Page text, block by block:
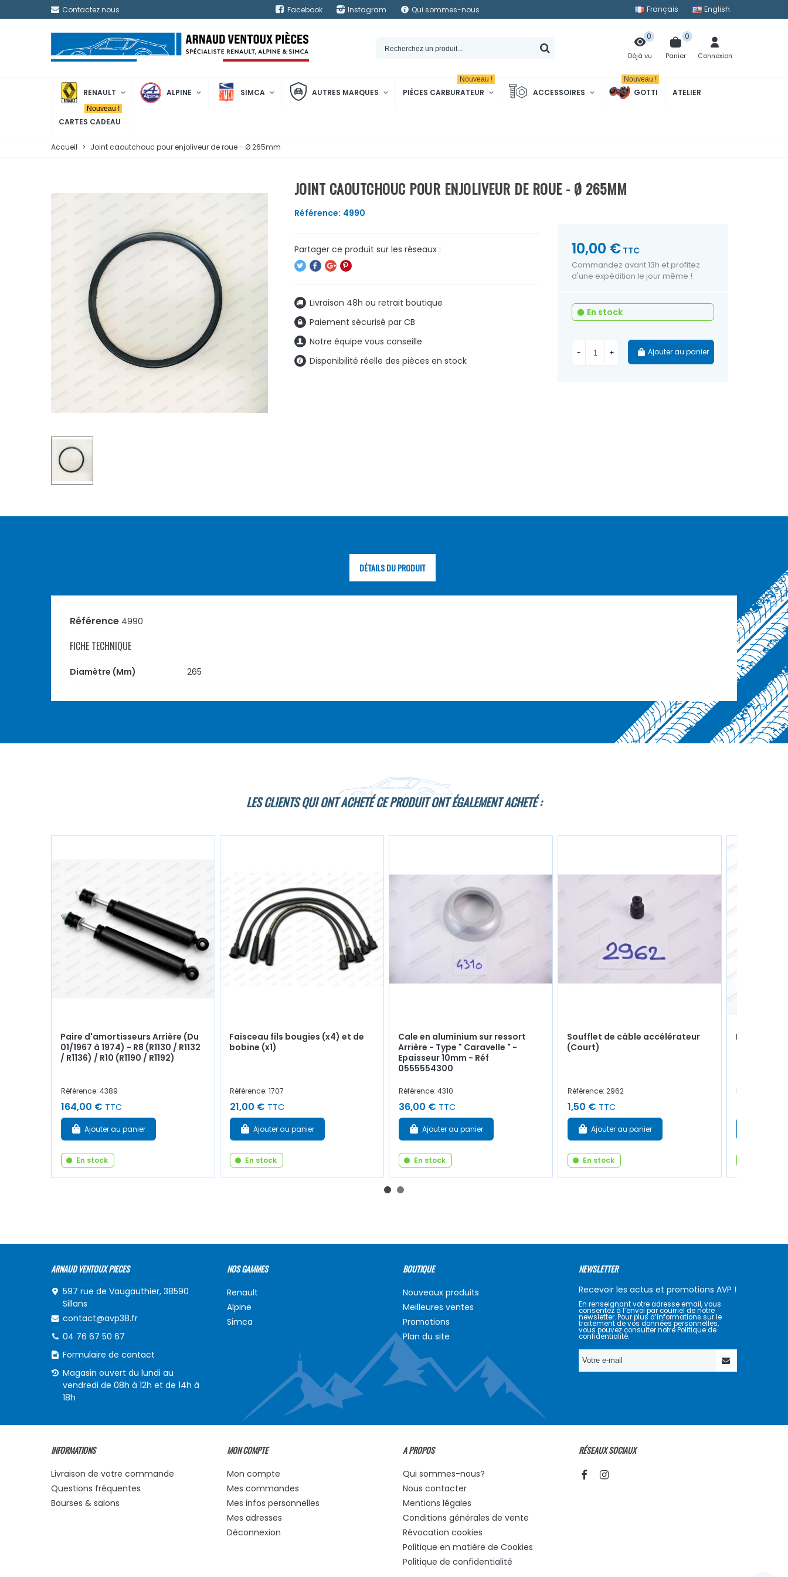
Contactez nous Facebook Instagram Qui sommes-nous Français English
Déjà vu
0
Panier
0
Connexion
RENAULT ALPINE SIMCA AUTRES MARQUES PIÈCES CARBURATEUR
Nouveau !
ACCESSOIRES GOTTI
Nouveau !
ATELIER
CARTES CADEAU
Nouveau !
Accueil > Joint caoutchouc pour enjoliveur de roue - Ø 265mm
JOINT CAOUTCHOUC POUR ENJOLIVEUR DE ROUE - Ø 265MM
Référence: 4990
Livraison 48h ou retrait boutique
Paiement sécurisé par CB
Notre équipe vous conseille
Disponibilité réelle des pièces en stock
10,00 € TTC
Commandez avant 13h et profitez
d'une expédition le jour même !
En stock
- + Ajouter au panier
DÉTAILS DU PRODUIT
Référence 4990
FICHE TECHNIQUE
Diamètre (mm) 265
LES CLIENTS QUI ONT ACHETÉ CE PRODUIT ONT ÉGALEMENT ACHETÉ :
Paire d'amortisseurs Arrière (Du
01/1967 à 1974) - R8 (R1130 / R1132
/ R1136) / R10 (R1190 / R1192)
Référence: 4389
164,00 € TTC
Ajouter au panier
En stock
Faisceau fils bougies (x4) et de
bobine (x1)
Référence: 1707
21,00 € TTC
Ajouter au panier
En stock
Cale en aluminium sur ressort
Arrière - Type " Caravelle " -
Epaisseur 10mm - Réf
0555554300
Référence: 4310
36,00 € TTC
Ajouter au panier
En stock
Soufflet de câble accélérateur
(Court)
Référence: 2962
1,50 € TTC
Ajouter au panier
En stock
Entretoise
Référence:
ARNAUD VENTOUX PIECES
597 rue de Vaugauthier, 38590
Sillans
contact@avp38.fr
04 76 67 50 67
Formulaire de contact
Magasin ouvert du lundi au
vendredi de 08h à 12h et de 14h à
18h
NOS GAMMES
Renault
Alpine
Simca
BOUTIQUE
Nouveaux produits
Meilleures ventes
Promotions
Plan du site
NEWSLETTER
Recevoir les actus et promotions AVP !
En renseignant votre adresse email, vous
consentez à l’envoi par courriel de notre
newsletter. Pour plus d’informations sur le
traitement de vos données personnelles,
vous pouvez consulter notre Politique de
confidentialité.
INFORMATIONS
Livraison de votre commande
Questions fréquentes
Bourses & salons
MON COMPTE
Mon compte
Mes commandes
Mes infos personnelles
Mes adresses
Déconnexion
A PROPOS
Qui sommes-nous?
Nous contacter
Mentions légales
Conditions générales de vente
Révocation cookies
Politique en matière de Cookies
Politique de confidentialité
RÉSEAUX SOCIAUX